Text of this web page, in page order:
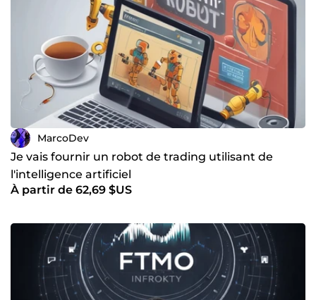
Notre travail allie technologie et finance.
MarcoDev
Je vais fournir un robot de trading utilisant de
l'intelligence artificiel
À partir de 62,69 $US